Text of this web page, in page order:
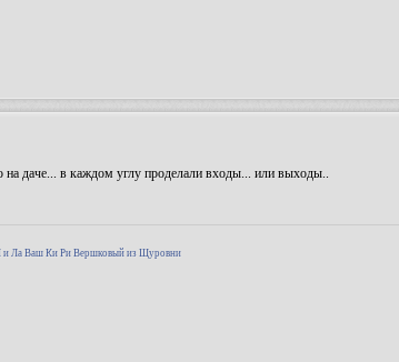
на даче... в каждом углу проделали входы... или выходы..
Ла Ваш Ки Ри Вершковый из Щуровни